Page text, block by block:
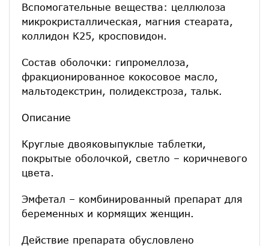
Вспомогательные вещества: целлюлоза
микрокристаллическая, магния стеарата,
коллидон К25, кросповидон.
Состав оболочки: гипромеллоза,
фракционированное кокосовое масло,
мальтодекстрин, полидекстроза, тальк.
Описание
Круглые двояковыпуклые таблетки,
покрытые оболочкой, светло – коричневого
цвета.
Эмфетал – комбинированный препарат для
беременных и кормящих женщин.
Действие препарата обусловлено